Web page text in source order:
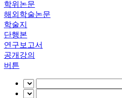
학위논문
해외학술논문
학술지
단행본
연구보고서
공개강의
버튼